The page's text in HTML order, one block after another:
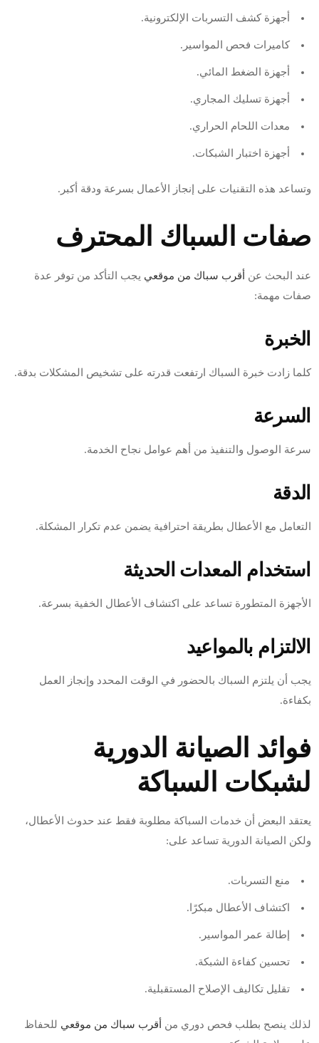
أجهزة كشف التسربات الإلكترونية.
كاميرات فحص المواسير.
أجهزة الضغط المائي.
أجهزة تسليك المجاري.
معدات اللحام الحراري.
أجهزة اختبار الشبكات.
وتساعد هذه التقنيات على إنجاز الأعمال بسرعة ودقة أكبر.
صفات السباك المحترف
عند البحث عن أقرب سباك من موقعي يجب التأكد من توفر عدة
صفات مهمة:
الخبرة
كلما زادت خبرة السباك ارتفعت قدرته على تشخيص المشكلات بدقة.
السرعة
سرعة الوصول والتنفيذ من أهم عوامل نجاح الخدمة.
الدقة
التعامل مع الأعطال بطريقة احترافية يضمن عدم تكرار المشكلة.
استخدام المعدات الحديثة
الأجهزة المتطورة تساعد على اكتشاف الأعطال الخفية بسرعة.
الالتزام بالمواعيد
يجب أن يلتزم السباك بالحضور في الوقت المحدد وإنجاز العمل
بكفاءة.
فوائد الصيانة الدورية
لشبكات السباكة
يعتقد البعض أن خدمات السباكة مطلوبة فقط عند حدوث الأعطال،
ولكن الصيانة الدورية تساعد على:
منع التسربات.
اكتشاف الأعطال مبكرًا.
إطالة عمر المواسير.
تحسين كفاءة الشبكة.
تقليل تكاليف الإصلاح المستقبلية.
لذلك ينصح بطلب فحص دوري من أقرب سباك من موقعي للحفاظ